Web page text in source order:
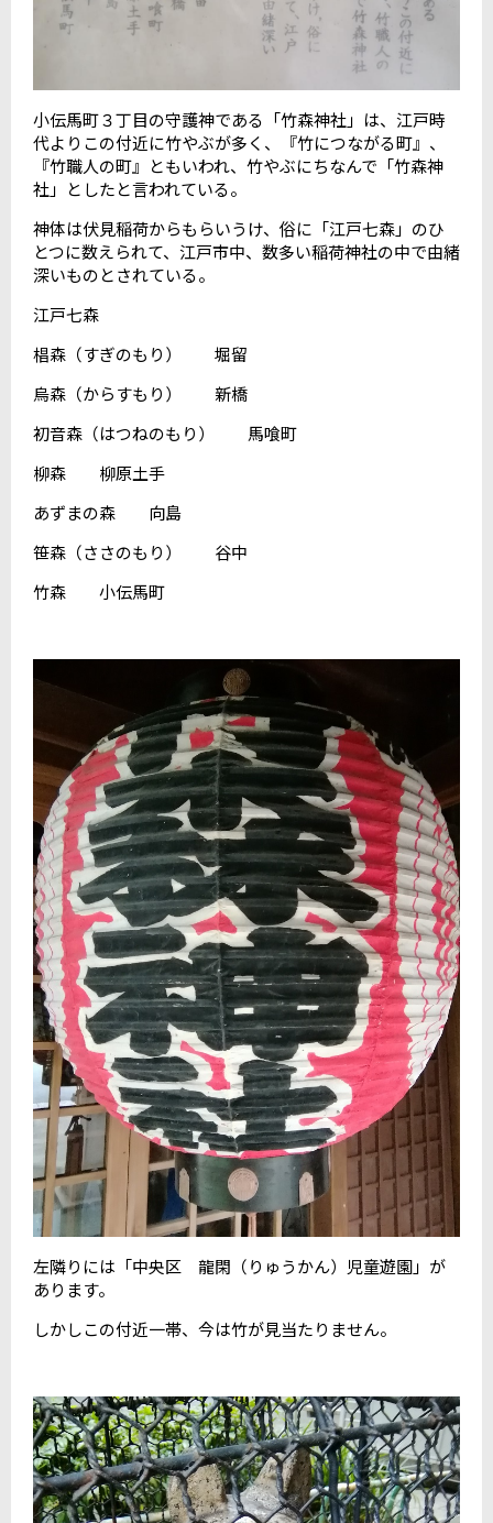
小伝馬町３丁目の守護神である「竹森神社」は、江戸時
代よりこの付近に竹やぶが多く、『竹につながる町』、
『竹職人の町』ともいわれ、竹やぶにちなんで「竹森神
社」としたと言われている。
神体は伏見稲荷からもらいうけ、俗に「江戸七森」のひ
とつに数えられて、江戸市中、数多い稲荷神社の中で由緒
深いものとされている。
江戸七森
椙森（すぎのもり） 堀留
烏森（からすもり） 新橋
初音森（はつねのもり） 馬喰町
柳森 柳原土手
あずまの森 向島
笹森（ささのもり） 谷中
竹森 小伝馬町
左隣りには「中央区 龍閑（りゅうかん）児童遊園」が
あります。
しかしこの付近一帯、今は竹が見当たりません。